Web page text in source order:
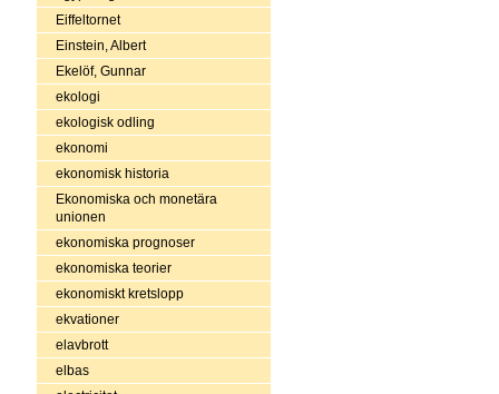
Eiffeltornet
Einstein, Albert
Ekelöf, Gunnar
ekologi
ekologisk odling
ekonomi
ekonomisk historia
Ekonomiska och monetära
unionen
ekonomiska prognoser
ekonomiska teorier
ekonomiskt kretslopp
ekvationer
elavbrott
elbas